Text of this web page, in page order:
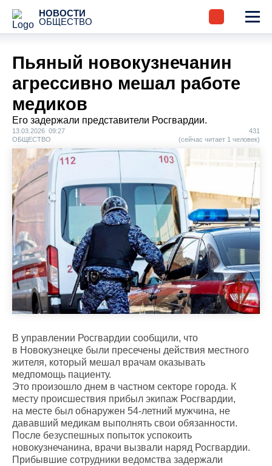
НОВОСТИ
ОБЩЕСТВО
Пьяный новокузнечанин
агрессивно мешал работе
медиков
Его задержали представители Росгвардии.
13.03.2026 09:27
ОБЩЕСТВО
431
(сейчас читает 1 человек)
В управлении Росгвардии сообщили, что
в Новокузнецке были пресечены действия местного
жителя, который мешал врачам оказывать
медпомощь пациенту.
Это произошло днем в частном секторе города. К
месту происшествия прибыл экипаж Росгвардии,
на месте был обнаружен 54-летний мужчина, не
дававший медикам выполнять свои обязанности.
После безуспешных попыток успокоить
новокузнечанина, врачи вызвали наряд Росгвардии.
Прибывшие сотрудники ведомства задержали